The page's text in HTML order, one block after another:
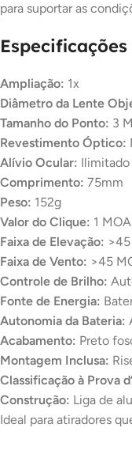
para suportar as
Ampliação: 1x
Diâmetro da Lente
Tamanho do Ponto: 3
Revestimento Óptico:
Alívio Ocular: Ilimitado
Comprimento: 75mm
Peso: 152g
Valor do Clique: 1 MOA
Faixa de Elevação:
Faixa de Vento: >45
Controle de Brilho:
Fonte de Energia:
Autonomia da Bateria:
Acabamento: Preto
Montagem Inclusa:
Classificação à Prova
Construção: Liga de
Ideal para atiradores